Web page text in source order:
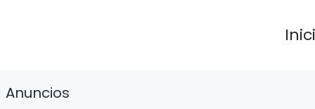
Anuncios